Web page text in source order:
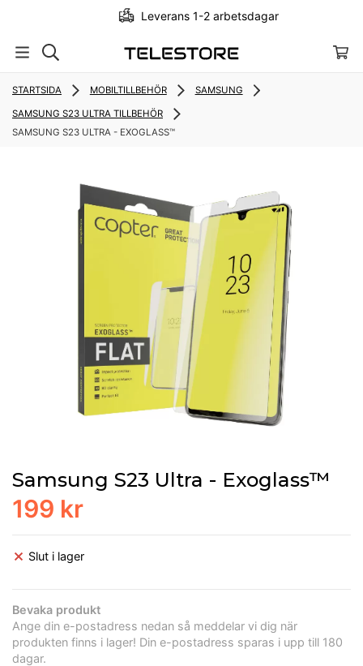
Leverans 1-2 arbetsdagar
STARTSIDA MOBILTILLBEHÖR SAMSUNG
SAMSUNG S23 ULTRA TILLBEHÖR
SAMSUNG S23 ULTRA - EXOGLASS™
Samsung S23 Ultra - Exoglass™
199 kr
Slut i lager
Bevaka produkt
Ange din e-postadress nedan så meddelar vi dig när
produkten finns i lager! Din e-postadress sparas i upp till 180
dagar.